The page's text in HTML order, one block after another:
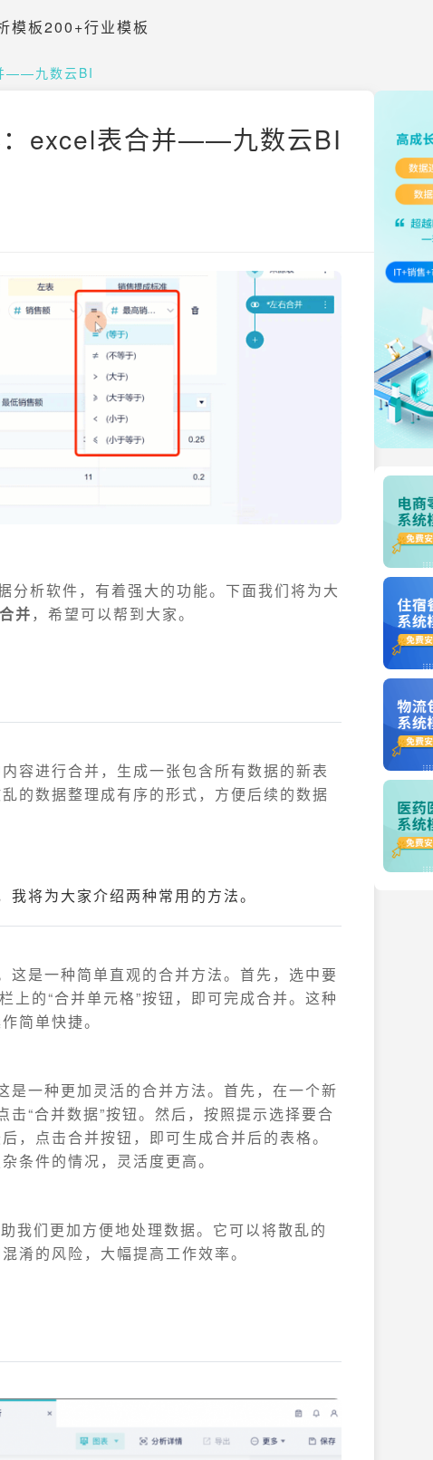
模板200+行业模板
——九数云BI
：excel表合并——九数云BI
析软件，有着强大的功能。下面我们将为大
并 ，希望可以帮到大家。
容进行合并，生成一张包含所有数据的新表
的数据整理成有序的形式，方便后续的数据
将为大家介绍两种常用的方法。
这是一种简单直观的合并方法。首先，选中要
的“合并单元格”按钮，即可完成合并。这种
简单快捷。
是一种更加灵活的合并方法。首先，在一个新
“合并数据”按钮。然后，按照提示选择要合
，点击合并按钮，即可生成合并后的表格。
条件的情况，灵活度更高。
我们更加方便地处理数据。它可以将散乱的
淆的风险，大幅提高工作效率。